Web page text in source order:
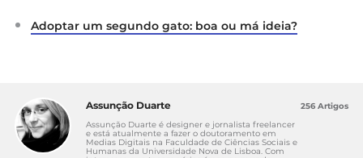
Adoptar um segundo gato: boa ou má ideia?
Assunção Duarte
Assunção Duarte é designer e jornalista freelancer
e está atualmente a fazer o doutoramento em
Medias Digitais na Faculdade de Ciências Sociais e
Humanas da Universidade Nova de Lisboa. Com
256 Artigos